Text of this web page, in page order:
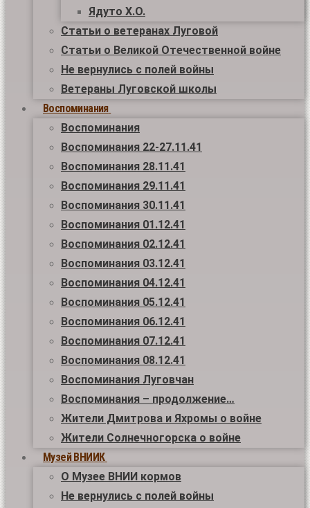
Ядуто Х.О.
Статьи о ветеранах Луговой
Статьи о Великой Отечественной войне
Не вернулись с полей войны
Ветераны Луговской школы
Воспоминания
Воспоминания
Воспоминания 22-27.11.41
Воспоминания 28.11.41
Воспоминания 29.11.41
Воспоминания 30.11.41
Воспоминания 01.12.41
Воспоминания 02.12.41
Воспоминания 03.12.41
Воспоминания 04.12.41
Воспоминания 05.12.41
Воспоминания 06.12.41
Воспоминания 07.12.41
Воспоминания 08.12.41
Воспоминания Луговчан
Воспоминания – продолжение…
Жители Дмитрова и Яхромы о войне
Жители Солнечногорска о войне
Музей ВНИИК
О Музее ВНИИ кормов
Не вернулись с полей войны